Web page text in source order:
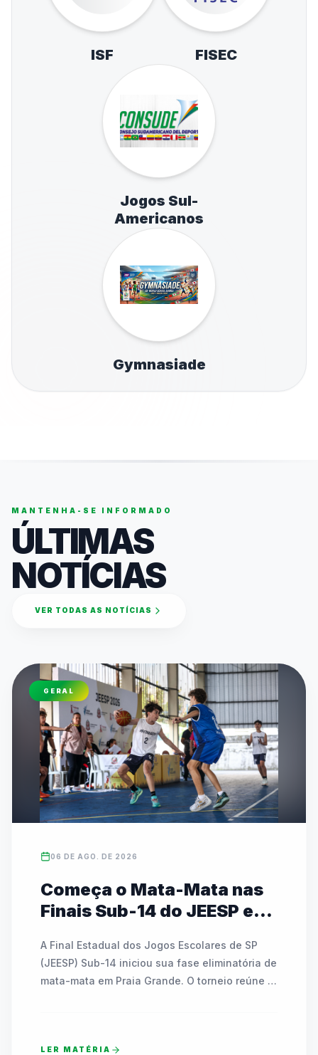
ISF FISEC
Jogos Sul-
Americanos
Gymnasiade
MANTENHA-SE INFORMADO
ÚLTIMAS
NOTÍCIAS
VER TODAS AS NOTÍCIAS
GERAL
06 DE AGO. DE 2026
Começa o Mata-Mata nas
Finais Sub-14 do JEESP em
A Final Estadual dos Jogos Escolares de SP
(JEESP) Sub-14 iniciou sua fase eliminatória de
mata-mata em Praia Grande. O torneio reúne
até sábado e contam com transmissão ao vivo
LER MATÉRIA